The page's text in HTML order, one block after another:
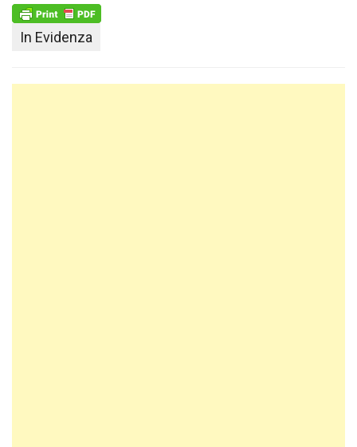
In Evidenza